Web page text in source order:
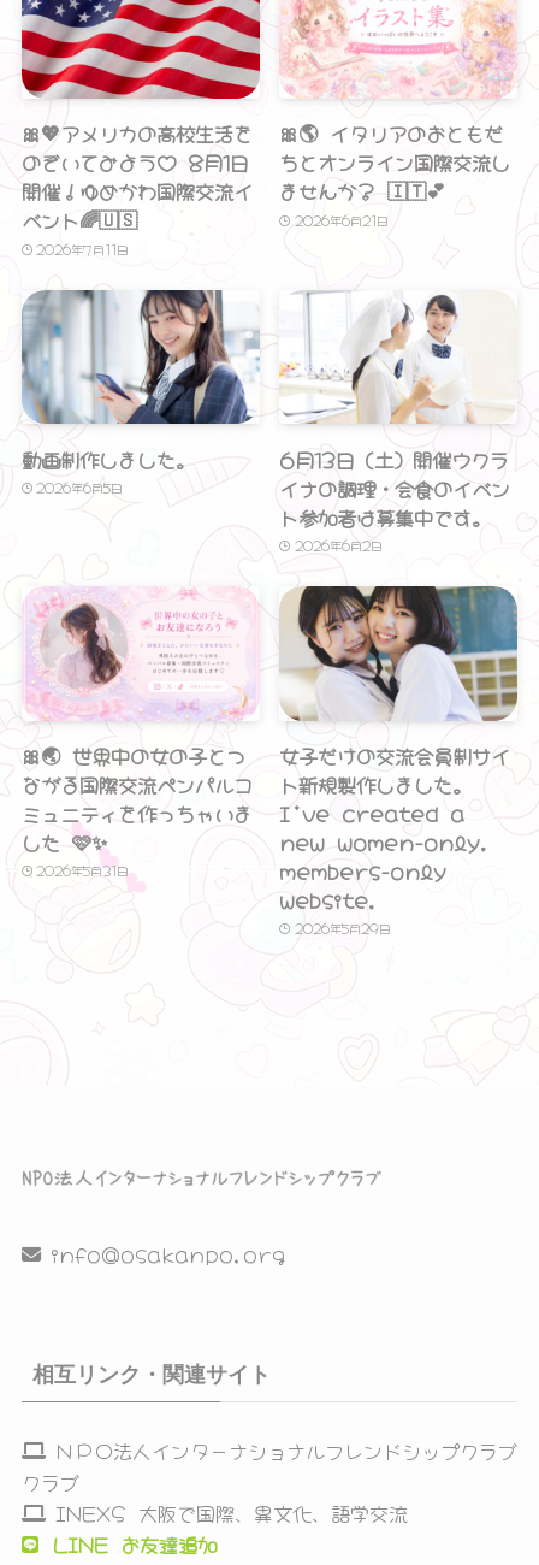
🎀💖アメリカの高校生活を
のぞいてみよう♡ 8月1日
開催！ゆめかわ国際交流イ
ベント🌈🇺🇸
2026年7月11日
🎀🌎 イタリアのおともだ
ちとオンライン国際交流し
ませんか？ 🇮🇹💕
2026年6月21日
動画制作しました。
2026年6月5日
6月13日（土）開催ウクラ
イナの調理・会食のイベン
ト参加者は募集中です。
2026年6月2日
🎀🌏 世界中の女の子とつ
ながる国際交流ペンパルコ
ミュニティを作っちゃいま
した 🩷✨
2026年5月31日
女子だけの交流会員制サイ
ト新規製作しました。
I’ve created a
new women-only,
members-only
website.
2026年5月29日
❤ ❤ ❤
info@osakanpo.org
相互リンク・関連サイト
ＮＰＯ法人インターナショナルフレンドシップクラブ
クラブ
INEXS 大阪で国際、異文化、語学交流
LINE お友達追加